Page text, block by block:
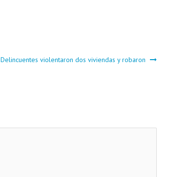
Delincuentes violentaron dos viviendas y robaron